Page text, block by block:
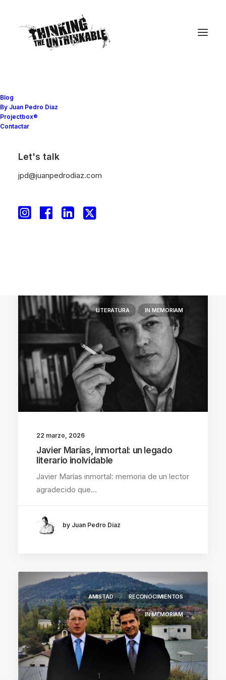
Blog
By Juan Pedro Diaz
Projectbox®
Contactar
Let's talk
jpd@juanpedrodiaz.com
LITERATURA IN MEMORIAM
22 marzo, 2026
Javier Marías, inmortal: un legado
literario inolvidable
Javier Marías inmortal: memoria de un lector
agradecido que…
by Juan Pedro Díaz
AMISTAD RECONOCIMIENTOS
IN MEMORIAM